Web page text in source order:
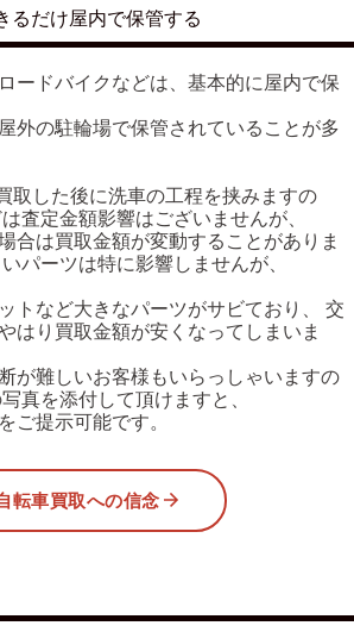
るだけ屋内で保管する
ードバイクなどは、基本的に屋内で保
外の駐輪場で保管されていることが多
取した後に洗車の工程を挟みますの
査定金額影響はございませんが、
合は買取金額が変動することがありま
パーツは特に影響しませんが、
トなど大きなパーツがサビており、 交
はり買取金額が安くなってしまいま
が難しいお客様もいらっしゃいますの
真を添付して頂けますと、
ご提示可能です。
転車買取への信念